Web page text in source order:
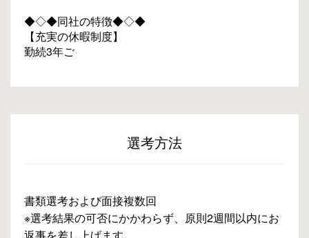
◆◇◆同社の特徴◆◇◆
【充実の休暇制度】
勤続3年ご
選考方法
書類選考および面接複数回
※選考結果の可否にかかわらず、原則2週間以内にお